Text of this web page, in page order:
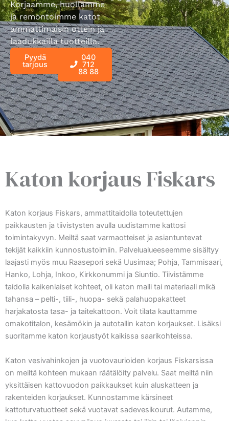
Korjaamme, huollamme
ja remontoimme katot
ammattimaisin ottein ja
laadukkailla tuotteilla.
Pyydä
tarjous
040
712
88 88
Katon korjaus Fiskars
Katon korjaus Fiskars, ammattitaidolla toteutettujen
paikkausten ja tiivistysten avulla uudistamme kattosi
toimintakyvyn. Meiltä saat varmaotteiset ja asiantuntevat
tekijät kaikkiin kunnostustoimiin. Palvelualueeseemme sisältyy
laajasti myös muu Raasepori sekä Uusimaa; Pohja, Tammisaari,
Hanko, Lohja, Inkoo, Kirkkonummi ja Siuntio. Tiivistämme
taidolla kaikenlaiset kohteet, oli katon malli tai materiaali mikä
tahansa – pelti-, tiili-, huopa- sekä palahuopakatteet
harjakatosta tasa- ja taitekattoon. Voit tilata kauttamme
omakotitalon, kesämökin ja autotallin katon korjaukset. Lisäksi
suoritamme katon korjaustyöt kaikissa saarikohteissa.
Katon vesivahinkojen ja vuotovaurioiden korjaus Fiskarsissa
on meiltä kohteen mukaan räätälöity palvelu. Saat meiltä niin
yksittäisen kattovuodon paikkaukset kuin aluskatteen ja
rakenteiden korjaukset. Kunnostamme kärsineet
kattoturvatuotteet sekä vuotavat sadevesikourut. Autamme,